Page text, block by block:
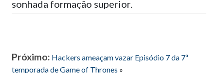
sonhada formação superior.
Próximo: Hackers ameaçam vazar Episódio 7 da 7ª
temporada de Game of Thrones »